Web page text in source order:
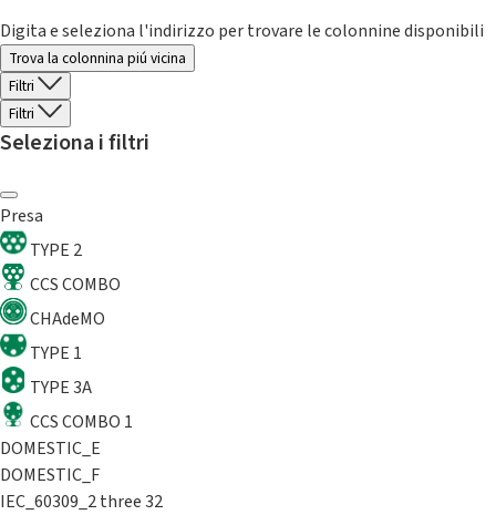
Digita e seleziona l'indirizzo per trovare le colonnine disponibili
Trova la colonnina piú vicina
Filtri
Filtri
Seleziona i filtri
Presa
TYPE 2
CCS COMBO
CHAdeMO
TYPE 1
TYPE 3A
CCS COMBO 1
DOMESTIC_E
DOMESTIC_F
IEC_60309_2 three 32